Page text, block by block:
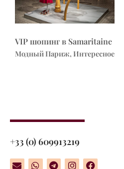
VIP шопинг в Samaritaine
Модный Париж, Интересное
+33 (0) 609913219